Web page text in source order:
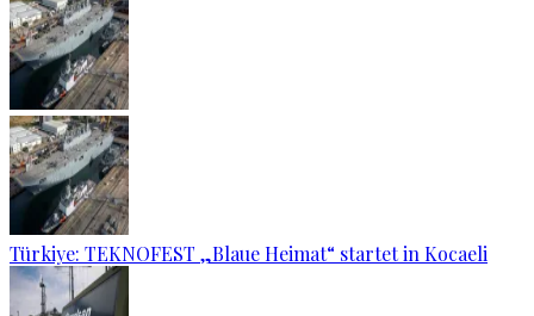
Türkiye: TEKNOFEST „Blaue Heimat“ startet in Kocaeli